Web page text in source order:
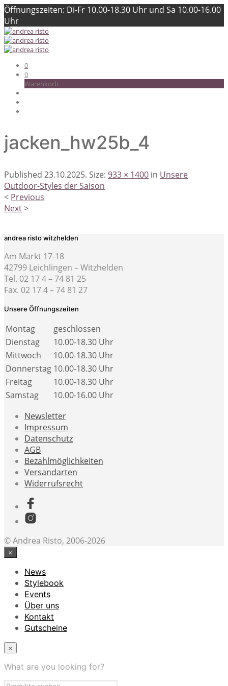
Öffnungszeiten: Di-Fr 10.00-18.30 Uhr und Sa 10.00-16.00
Uhr
0
0
Warenkorb
jacken_hw25b_4
Published 23.10.2025. Size: 933 × 1400 in Unsere
Outdoor-Styles der Saison
< Previous
Next>
andrea risto witzhelden
Am Markt 17-18
42799 Leichlingen – Witzhelden
Tel. 02 17 4 – 74 81 25
Fax. 02 17 4 – 74 81 27
Unsere Öffnungszeiten
Montag
geschlossen
Dienstag
10.00-18.30 Uhr
Mittwoch
10.00-18.30 Uhr
Donnerstag 10.00-18.30 Uhr
Freitag
10.00-18.30 Uhr
Samstag
10.00-16.00 Uhr
Newsletter
Impressum
Datenschutz
AGB
Bezahlmöglichkeiten
Versandarten
Widerrufsrecht
© Andrea Risto, 2006-2026
×
News
Stylebook
Events
Über uns
Kontakt
Gutscheine
×
What are you looking for?